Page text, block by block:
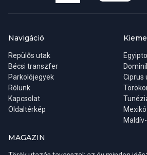
Navigáció
Repülős utak
Bécsi transzfer
Parkolójegyek
Rólunk
Kapcsolat
Oldaltérkép
Ciprus
MAGAZIN